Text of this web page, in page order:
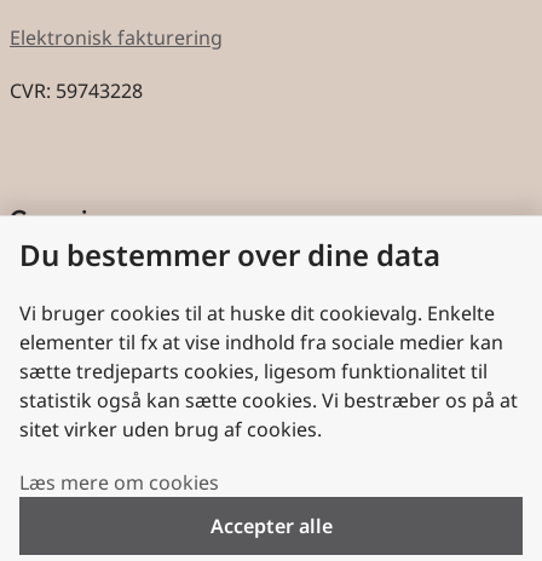
Elektronisk fakturering
CVR: 59743228
Genveje
Cookies
Aktindsigt
Persondatabeskyttelse
Nyttige links
Plan- og Landdistriktsstyrelsen
Folkekirken.dk
Du bestemmer over dine data
Vi bruger cookies til at huske dit cookievalg. Enkelte
elementer til fx at vise indhold fra sociale medier kan
sætte tredjeparts cookies, ligesom funktionalitet til
statistik også kan sætte cookies. Vi bestræber os på at
sitet virker uden brug af cookies.
Læs mere om cookies
Accepter alle